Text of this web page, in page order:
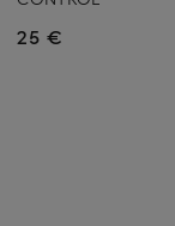
25 €